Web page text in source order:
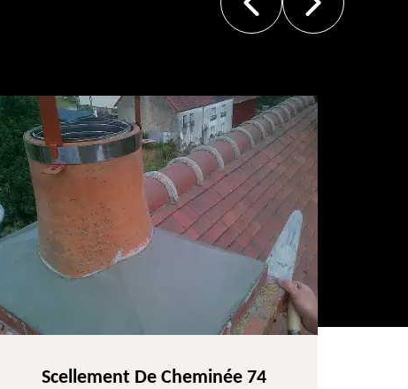
Scellement De Cheminée 74